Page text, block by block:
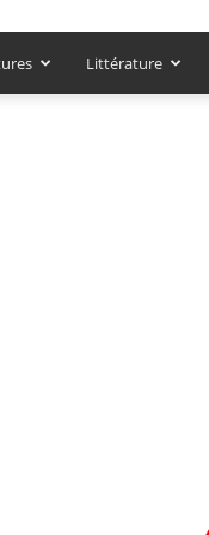
Littérature